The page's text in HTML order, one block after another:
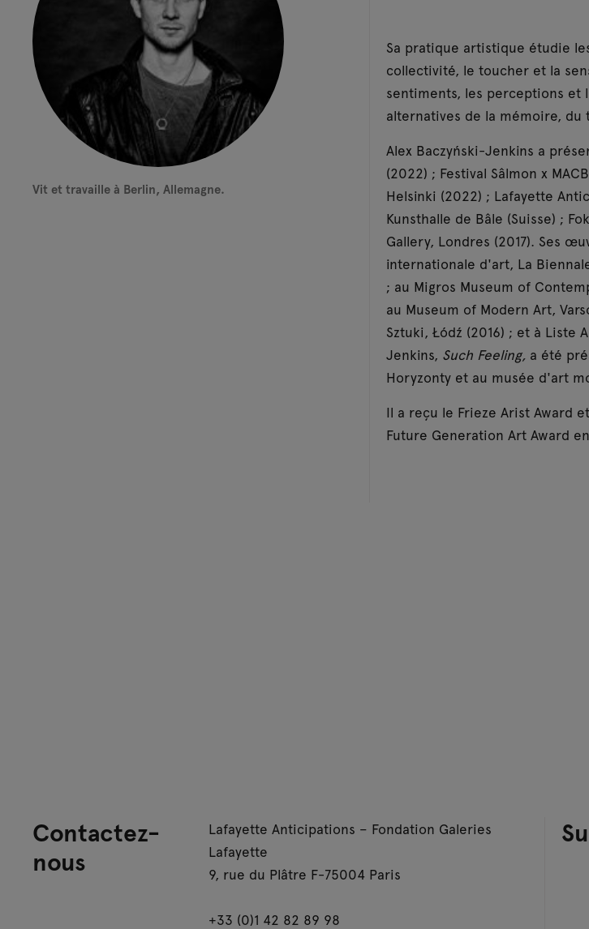
Vit et travaille à Berlin, Allemagne.
Sa pratique artistique étudie
collectivité, le toucher et la
sentiments, les perceptions et
alternatives de la mémoire, du
Alex Baczyński-Jenkins a
(2022) ; Festival Sâlmon x
Helsinki (2022) ; Lafayette
Kunsthalle de Bâle (Suisse) ;
Gallery, Londres (2017). Ses
internationale d'art, La
; au Migros Museum of
au Museum of Modern Art,
Sztuki, Łódź (2016) ; et à Liste
Jenkins, Such Feeling,a été
Horyzonty et au musée d'art
Il a reçu le Frieze Arist Award
Future Generation Art Award
Contactez-
nous
Lafayette Anticipations – Fondation Galeries
Lafayette
9, rue du Plâtre F-75004 Paris
+33 (0)1 42 82 89 98